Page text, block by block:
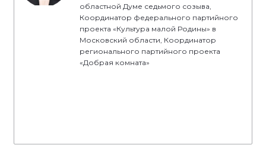
областной Думе седьмого созыва,
Координатор федерального партийного
проекта «Культура малой Родины» в
Московский области, Координатор
регионального партийного проекта
«Добрая комната»